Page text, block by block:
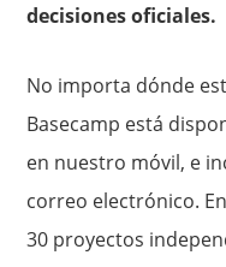
decisiones oficiales.
No importa dónde
Basecamp está
en nuestro móvil, e
correo electrónico.
30 proyectos